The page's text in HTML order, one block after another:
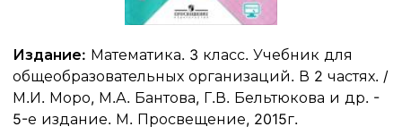
Издание: Математика. 3 класс. Учебник для
общеобразовательных организаций. В 2 частях. /
М.И. Моро, М.А. Бантова, Г.В. Бельтюкова и др. -
5-е издание. М. Просвещение, 2015г.